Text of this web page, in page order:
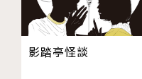
國際作家的位置。
大江的小說主題充滿爭
主義」，他擅長將最強
影踏亭怪談